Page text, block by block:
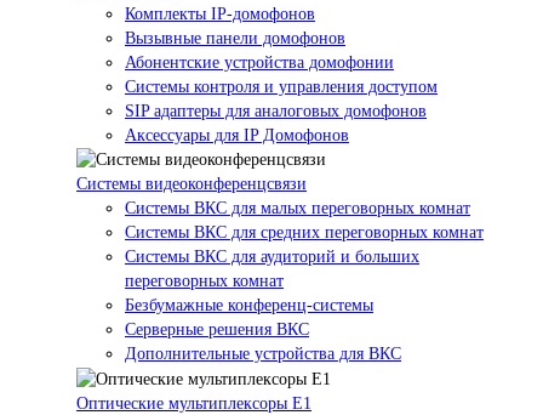
Комплекты IP-домофонов
Вызывные панели домофонов
Абонентские устройства домофонии
Системы контроля и управления доступом
SIP адаптеры для аналоговых домофонов
Аксессуары для IP Домофонов
Системы видеоконференцсвязи
Системы ВКС для малых переговорных комнат
Системы ВКС для средних переговорных комнат
Системы ВКС для аудиторий и больших
переговорных комнат
Безбумажные конференц-системы
Серверные решения ВКС
Дополнительные устройства для ВКС
Оптические мультиплексоры Е1